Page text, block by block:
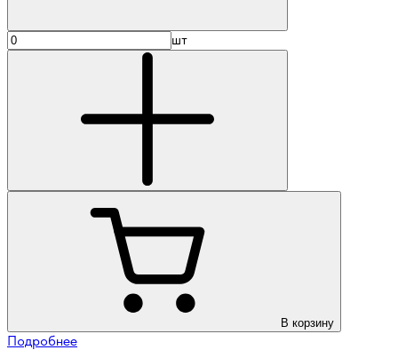
шт
В корзину
Подробнее